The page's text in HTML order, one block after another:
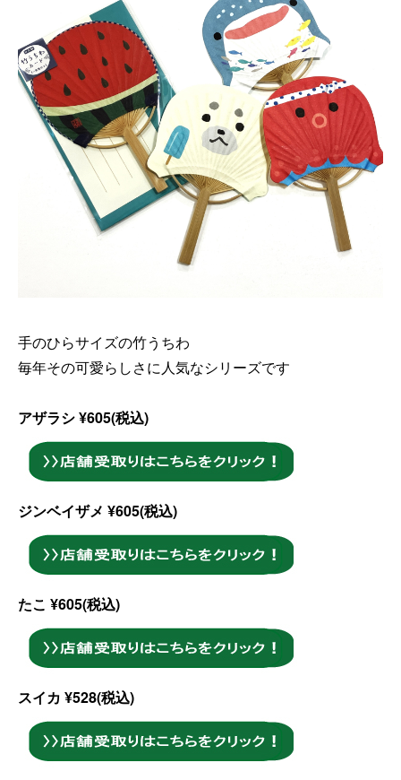
手のひらサイズの竹うちわ
毎年その可愛らしさに人気なシリーズです
アザラシ ¥605(税込)
ジンベイザメ ¥605(税込)
たこ ¥605(税込)
スイカ ¥528(税込)